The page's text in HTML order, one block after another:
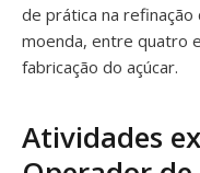
de prática na
moenda, entre quatro
fabricação do açúcar.
Atividades